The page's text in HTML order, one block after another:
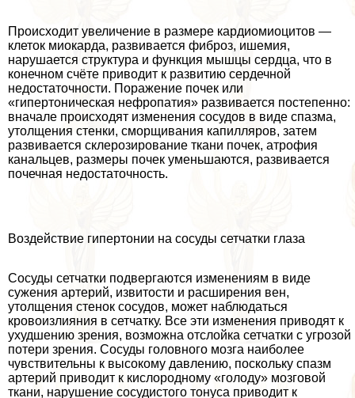
Происходит увеличение в размере кардиомиоцитов —
клеток миокарда, развивается фиброз, ишемия,
нарушается структура и функция мышцы сердца, что в
конечном счёте приводит к развитию сердечной
недостаточности. Поражение почек или
«гипертоническая нефропатия» развивается постепенно:
вначале происходят изменения сосудов в виде спазма,
утолщения стенки, сморщивания капилляров, затем
развивается склерозирование ткани почек, атрофия
кaнaльцев, размеры почек уменьшаются, развивается
почечная недостаточность.
Воздействие гипертонии на сосуды сетчатки глаза
Сосуды сетчатки подвергаются изменениям в виде
сужения артерий, извитости и расширения вен,
утолщения стенок сосудов, может наблюдаться
кровоизлияния в сетчатку. Все эти изменения приводят к
ухудшению зрения, возможна отслойка сетчатки с угрозой
потери зрения. Сосуды головного мозга наиболее
чувствительны к высокому давлению, поскольку спазм
артерий приводит к кислородному «голоду» мозговой
ткани, нарушение сосудистого тонуса приводит к